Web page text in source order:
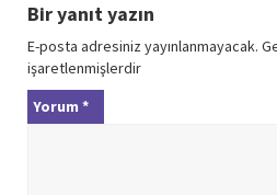
Bir yanıt yazın
E-posta adresiniz yayınlanmayacak.
işaretlenmişlerdir
Yorum *